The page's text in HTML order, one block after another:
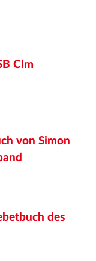
Clm
von Simon
des